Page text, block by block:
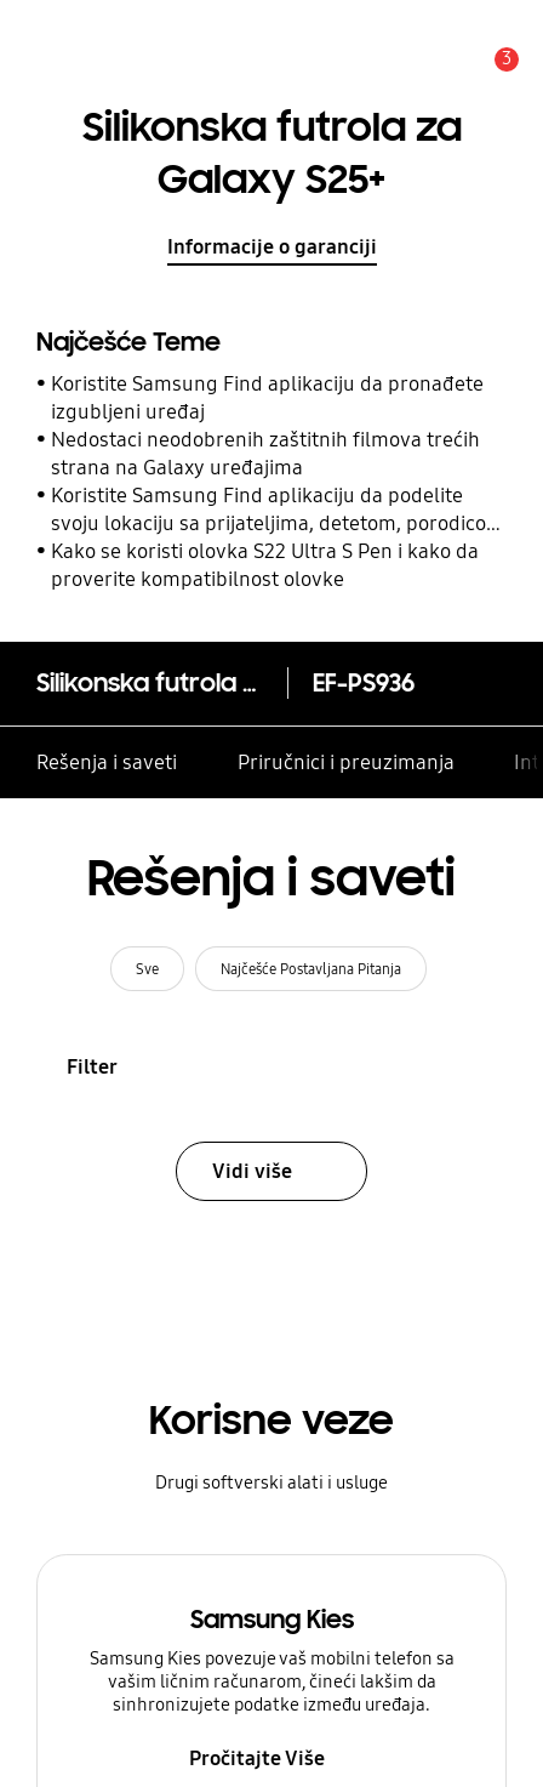
3
Silikonska futrola za
Galaxy S25+
Informacije o garanciji
Najčešće Teme
Koristite Samsung Find aplikaciju da pronađete
izgubljeni uređaj
Nedostaci neodobrenih zaštitnih filmova trećih
strana na Galaxy uređajima
Koristite Samsung Find aplikaciju da podelite
svoju lokaciju sa prijateljima, detetom, porodicom
i drugim kontaktima
Kako se koristi olovka S22 Ultra S Pen i kako da
proverite kompatibilnost olovke
Silikonska futrola za Galaxy S25+ EF-PS936
Rešenja i saveti Priručnici i preuzimanja
Rešenja i saveti
Sve Najčešće Postavljana Pitanja
Filter
Vidi više
Korisne veze
Drugi softverski alati i usluge
Samsung Kies
Samsung Kies povezuje vaš mobilni telefon sa
vašim ličnim računarom, čineći lakšim da
sinhronizujete podatke između uređaja.
Pročitajte Više